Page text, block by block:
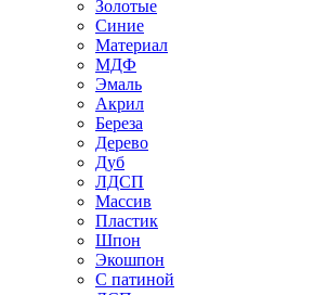
Золотые
Синие
Материал
МДФ
Эмаль
Акрил
Береза
Дерево
Дуб
ЛДСП
Массив
Пластик
Шпон
Экошпон
С патиной